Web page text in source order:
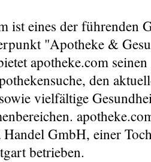
ist eines der führenden
"Apotheke &
apotheke.com
den
vielfältige
GmbH, einer
betrieben.